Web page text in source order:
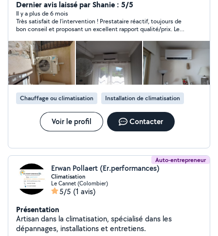
Dernier avis laissé par Shanie : 5/5
Il y a plus de 6 mois
Très satisfait de l’intervention ! Prestataire réactif, toujours de
bon conseil et proposant un excellent rapport qualité/prix. Le
recommande vivement !
Chauffage ou climatisation Installation de climatisation
Voir le profil Contacter
Auto-entrepreneur
Erwan Pollaert (Er.performances)
Climatisation
Le Cannet (Colombier)
5/5 (1 avis)
Présentation
Artisan dans la climatisation, spécialisé dans les
dépannages, installations et entretiens.